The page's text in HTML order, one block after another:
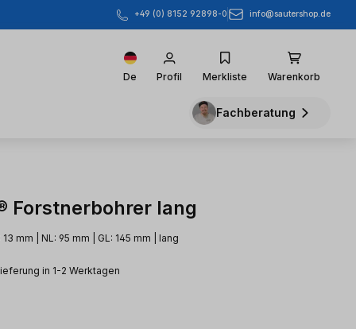
+49 (0) 8152 92898-0 info@sautershop.de
De Profil Merkliste Warenkorb
Fachberatung
Forstnerbohrer lang
mm | NL: 95 mm | GL: 145 mm | lang
in 1-2 Werktagen